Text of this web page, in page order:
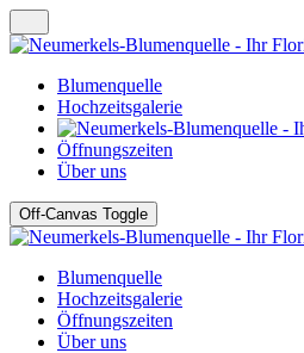
Blumenquelle
Hochzeitsgalerie
Öffnungszeiten
Über uns
Off-Canvas Toggle
Blumenquelle
Hochzeitsgalerie
Öffnungszeiten
Über uns